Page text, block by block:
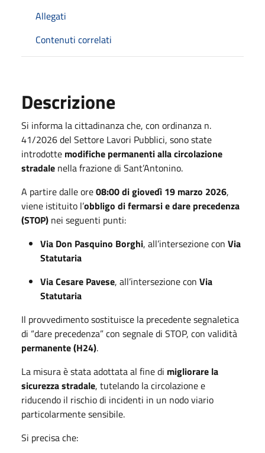
Allegati
Contenuti correlati
Descrizione
Si informa la cittadinanza che, con ordinanza n.
41/2026 del Settore Lavori Pubblici, sono state
introdotte modifiche permanenti alla circolazione
stradale nella frazione di Sant’Antonino.
A partire dalle ore08:00 di giovedì 19 marzo 2026,
viene istituito l’obbligo di fermarsi e dare precedenza
(STOP) nei seguenti punti:
Via Don Pasquino Borghi, all’intersezione con Via
Statutaria
Via Cesare Pavese, all’intersezione con Via
Statutaria
Il provvedimento sostituisce la precedente segnaletica
di “dare precedenza” con segnale di STOP, con validità
permanente (H24).
La misura è stata adottata al fine di migliorare la
sicurezza stradale, tutelando la circolazione e
riducendo il rischio di incidenti in un nodo viario
particolarmente sensibile.
Si precisa che: